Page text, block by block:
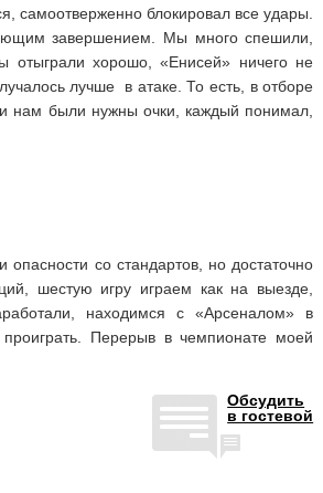
самоотверженно блокировал все удары.
завершением. Мы много спешили,
отыграли хорошо, «Енисей» ничего не
лучше в атаке. То есть, в отборе
нам были нужны очки, каждый понимал,
со стандартов, но достаточно
шестую игру играем как на выезде,
находимся с «Арсеналом» в
Перерыв в чемпионате моей
Обсудить
в гостевой